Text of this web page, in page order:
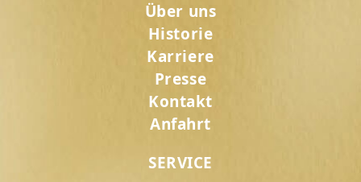
Über uns
Historie
Karriere
Presse
Kontakt
Anfahrt
SERVICE